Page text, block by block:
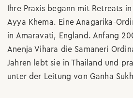
Ihre Praxis begann mit Retreats
Ayya Khema. Eine Anagarika-
in Amaravati, England. Anfang
Anenja Vihara die Samaneri
Jahren lebt sie in Thailand und
unter der Leitung von Ganhā